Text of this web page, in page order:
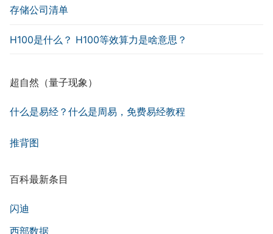
存储公司清单
H100是什么？ H100等效算力是啥意思？
超自然（量子现象）
什么是易经？什么是周易，免费易经教程
推背图
百科最新条目
闪迪
西部数据